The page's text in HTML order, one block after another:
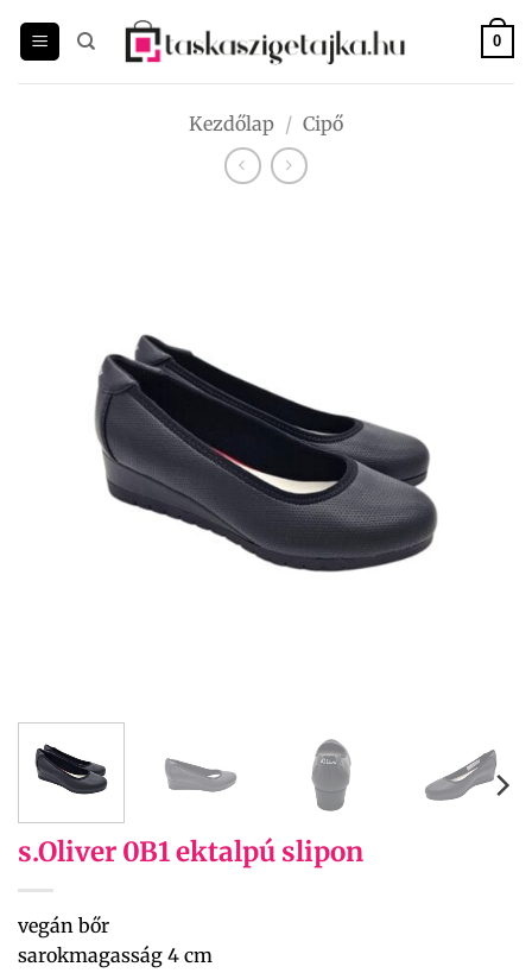
0
Kezdőlap / Cipő
s.Oliver 0B1 ektalpú slipon
vegán bőr
sarokmagasság 4 cm